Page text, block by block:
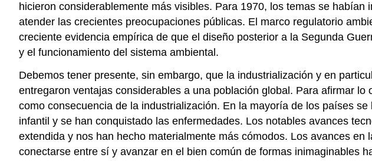
hicieron considerablemente más visibles. Para 1970, los temas se
atender las crecientes preocupaciones públicas. El marco regulatorio
creciente evidencia empírica de que el diseño posterior a la Segunda
y el funcionamiento del sistema ambiental.
Debemos tener presente, sin embargo, que la industrialización y en
entregaron ventajas considerables a una población global. Para afirmar
como consecuencia de la industrialización. En la mayoría de los países
infantil y se han conquistado las enfermedades. Los notables avances
extendida y nos han hecho materialmente más cómodos. Los avances
conectarse entre sí y avanzar en el bien común de formas inimaginables